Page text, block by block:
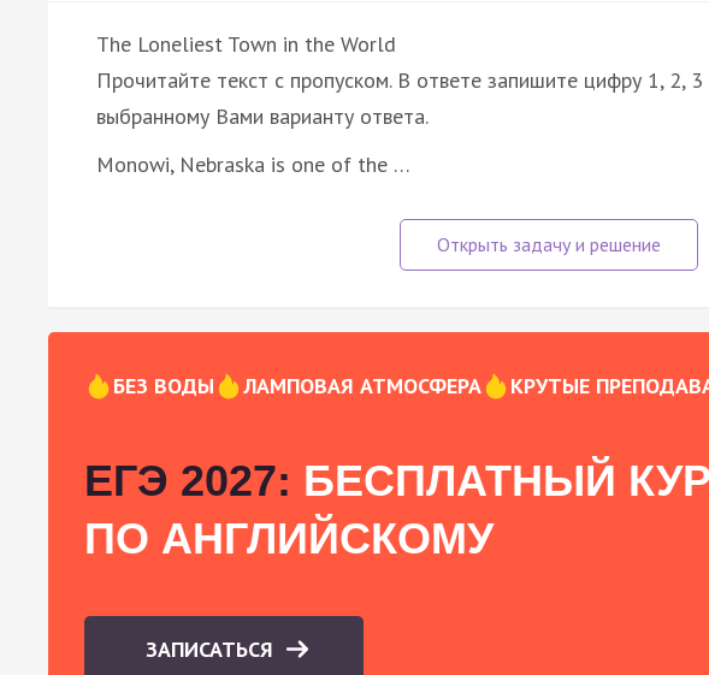
The Loneliest Town in the World
Прочитайте текст с пропуском. В ответе запишите цифру 1, 2,
выбранному Вами варианту ответа.
Monowi, Nebraska is one of the …
БЕЗ ВОДЫ ЛАМПОВАЯ АТМОСФЕРА КРУТЫЕ
ЕГЭ 2027: БЕСПЛАТНЫЙ
ПО АНГЛИЙСКОМУ
ЗАПИСАТЬСЯ